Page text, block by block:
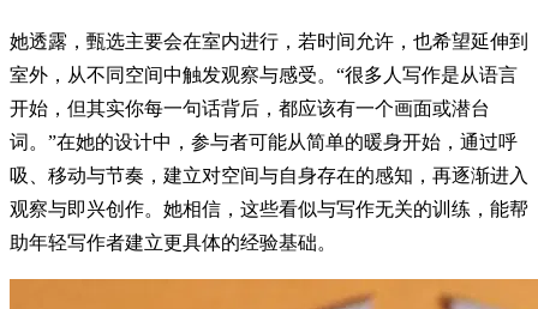
她透露，甄选主要会在室内进行，若时间允许，也希望延伸到
室外，从不同空间中触发观察与感受。“很多人写作是从语言
开始，但其实你每一句话背后，都应该有一个画面或潜台
词。”在她的设计中，参与者可能从简单的暖身开始，通过呼
吸、移动与节奏，建立对空间与自身存在的感知，再逐渐进入
观察与即兴创作。她相信，这些看似与写作无关的训练，能帮
助年轻写作者建立更具体的经验基础。